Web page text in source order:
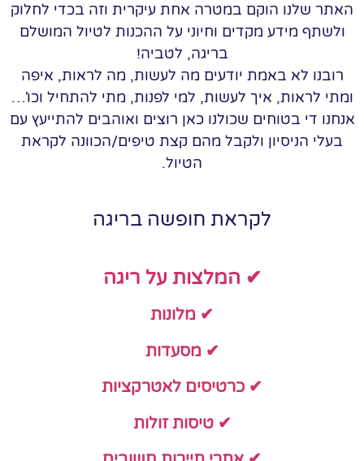
האתר שלנו הוקם במטרה אחת עיקרית וזה בכדי לחלוק
ולשתף מידע מקדים וחיוני על ההכנות לטיול המושלם
בריגה, לטביה!
רובנו לא באמת יודעים מה לעשות, מה לראות, איפה
ומתי לראות, איך לעשות, למי לפנות, מתי להתחיל וכו'…
אנחנו די בטוחים שכולנו כאן רוצים ואוהבים להתייעץ עם
בעלי הניסיון ולקבל מהם קצת טיפים/הכוונה לקראת
הטיול.
לקראת חופשה בריגה
✔ המלצות על ריגה
✔ מלונות
✔ מסעדות
✔ כרטיסים לאטרקציות
✔ טיסות זולות